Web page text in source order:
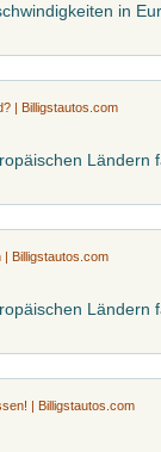
in
| Billigstautos.com
Ländern
Billigstautos.com
Ländern
| Billigstautos.com